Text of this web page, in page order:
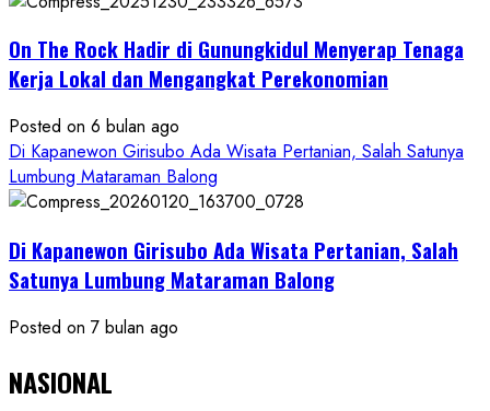
On The Rock Hadir di Gunungkidul Menyerap Tenaga
Kerja Lokal dan Mengangkat Perekonomian
Posted on 6 bulan ago
Di Kapanewon Girisubo Ada Wisata Pertanian, Salah Satunya
Lumbung Mataraman Balong
Di Kapanewon Girisubo Ada Wisata Pertanian, Salah
Satunya Lumbung Mataraman Balong
Posted on 7 bulan ago
NASIONAL